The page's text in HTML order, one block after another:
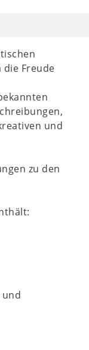
Freude
und
zu den